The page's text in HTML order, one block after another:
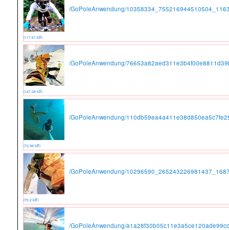
/GoPoleAnwendung/
(117.61 kB)
/GoPoleAnwendung/
(147.28 kB)
/GoPoleAnwendung/
(72.98 kB)
/GoPoleAnwendung/
(70.2 kB)
/GoPoleAnwendung/